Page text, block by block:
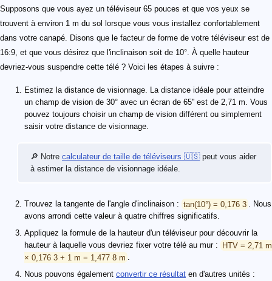
Supposons que vous ayez un téléviseur 65 pouces et que vos yeux se
trouvent à environ 1 m du sol lorsque vous vous installez confortablement
dans votre canapé. Disons que le facteur de forme de votre téléviseur est de
16:9, et que vous désirez que l'inclinaison soit de 10°. À quelle hauteur
devriez-vous suspendre cette télé ? Voici les étapes à suivre :
Estimez la distance de visionnage. La distance idéale pour atteindre
un champ de vision de 30° avec un écran de 65'' est de 2,71 m. Vous
pouvez toujours choisir un champ de vision différent ou simplement
saisir votre distance de visionnage.
🔎 Notre calculateur de taille de téléviseurs 🇺🇸peut vous aider
à estimer la distance de visionnage idéale.
Trouvez la tangente de l'angle d'inclinaison : tan(10°) = 0,176 3 . Nous
avons arrondi cette valeur à quatre chiffres significatifs.
Appliquez la formule de la hauteur d'un téléviseur pour découvrir la
hauteur à laquelle vous devriez fixer votre télé au mur : HTV = 2,71 m
× 0,176 3 + 1 m = 1,477 8 m .
Nous pouvons également convertir ce résultat en d'autres unités :